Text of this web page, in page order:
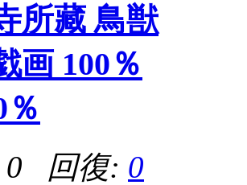
所藏 鳥獣
画 100％
0 回復: 0